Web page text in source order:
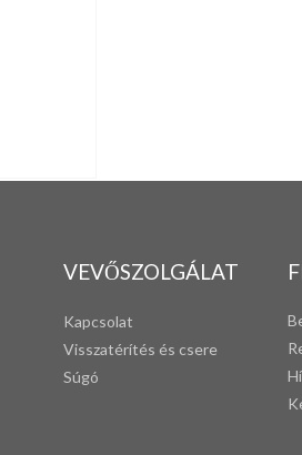
VEVŐSZOLGÁLAT
Kapcsolat
Visszatérítés és csere
Súgó